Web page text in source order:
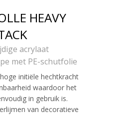
HEAVY
acrylaat
met PE-schutfolie
initiële hechtkracht
waardoor het
in gebruik is.
van decoratieve